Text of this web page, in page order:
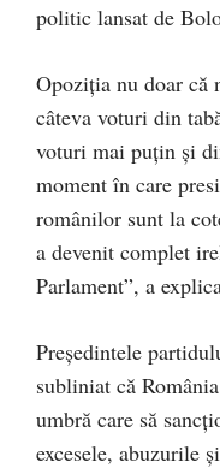
politic lansat de
Opoziția nu doar că
câteva voturi din
voturi mai puțin și
moment în care
românilor sunt la
a devenit complet
Parlament”, a
Președintele
subliniat că
umbră care să
excesele, abuzurile